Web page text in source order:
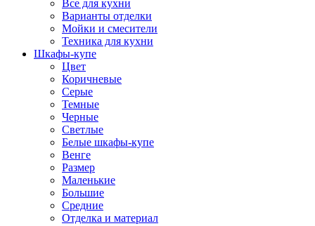
Все для кухни
Варианты отделки
Мойки и смесители
Техника для кухни
Шкафы-купе
Цвет
Коричневые
Серые
Темные
Черные
Светлые
Белые шкафы-купе
Венге
Размер
Маленькие
Большие
Средние
Отделка и материал